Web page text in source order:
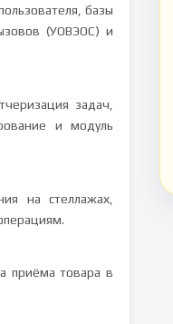
базы
(УОВЭОС) и
задач,
и модуль
на стеллажах,
приёма товара в